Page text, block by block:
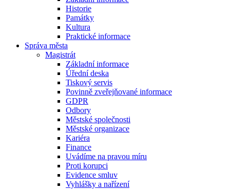
Historie
Památky
Kultura
Praktické informace
Správa města
Magistrát
Základní informace
Úřední deska
Tiskový servis
Povinně zveřejňované informace
GDPR
Odbory
Městské společnosti
Městské organizace
Kariéra
Finance
Uvádíme na pravou míru
Proti korupci
Evidence smluv
Vyhlášky a nařízení